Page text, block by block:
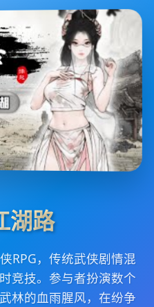
湖路
RPG，传统武侠剧情混
竞技。参与者扮演数个
林的血雨腥风，在纷争